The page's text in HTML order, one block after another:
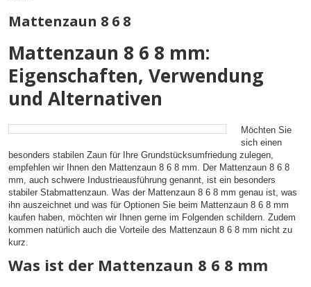
Mattenzaun 8 6 8
Mattenzaun 8 6 8 mm:
Eigenschaften, Verwendung
und Alternativen
Möchten Sie
sich einen
besonders stabilen Zaun für Ihre Grundstücksumfriedung zulegen,
empfehlen wir Ihnen den Mattenzaun 8 6 8 mm. Der Mattenzaun 8 6 8
mm, auch schwere Industrieausführung genannt, ist ein besonders
stabiler Stabmattenzaun. Was der Mattenzaun 8 6 8 mm genau ist, was
ihn auszeichnet und was für Optionen Sie beim Mattenzaun 8 6 8 mm
kaufen haben, möchten wir Ihnen gerne im Folgenden schildern. Zudem
kommen natürlich auch die Vorteile des Mattenzaun 8 6 8 mm nicht zu
kurz.
Was ist der Mattenzaun 8 6 8 mm